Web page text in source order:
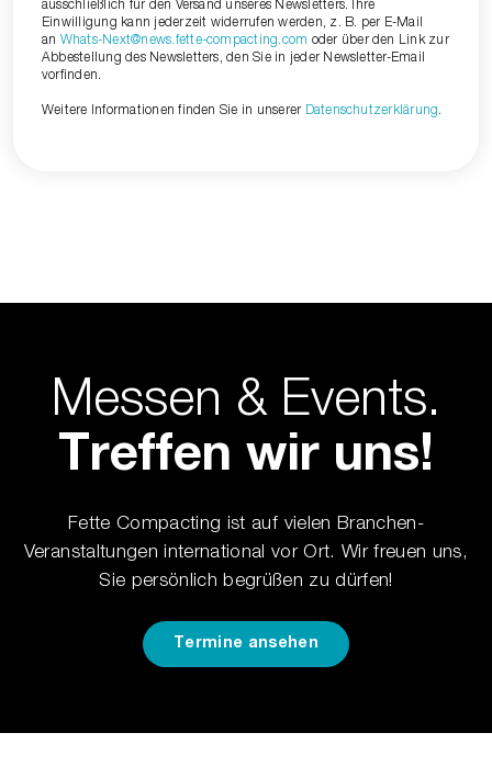
ausschließlich für den Versand unseres Newsletters. Ihre
Einwilligung kann jederzeit widerrufen werden, z. B. per E-Mail
an Whats-Next@news.fette-compacting.com oder über den Link zur
Abbestellung des Newsletters, den Sie in jeder Newsletter-Email
vorfinden.
Weitere Informationen finden Sie in unserer Datenschutzerklärung.
Messen & Events.
Treffen wir uns!
Fette Compacting ist auf vielen Branchen-
Veranstaltungen international vor Ort. Wir freuen uns,
Sie persönlich begrüßen zu dürfen!
Termine ansehen